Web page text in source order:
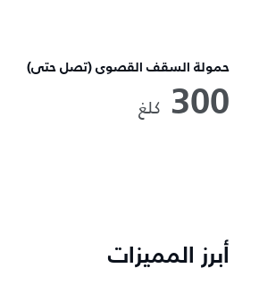
حمولة السقف القصوى (تصل حتى)
300 كلغ
أبرز المميزات